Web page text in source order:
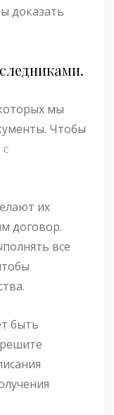
доказать
мы
Чтобы
их
договор.
все
быть